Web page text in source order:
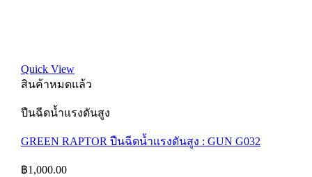
Quick View
สินค้าหมดแล้ว
ปืนฉีดน้ำแรงดันสูง
GREEN RAPTOR ปืนฉีดน้ำเเรงดันสูง : GUN G032
฿1,000.00